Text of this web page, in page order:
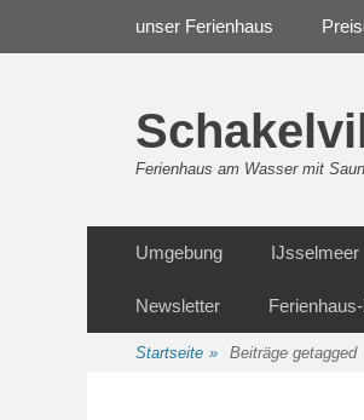
unser Ferienhaus
Ferienhaus am Wasser mit
Inhalt
Umgebung IJsselmeer
Newsletter
Startseite » Beiträge getagged